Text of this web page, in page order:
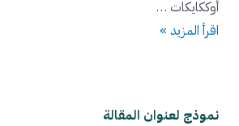
أوككايكات …
اقرأ المزيد »
نموذج لعنوان المقالة